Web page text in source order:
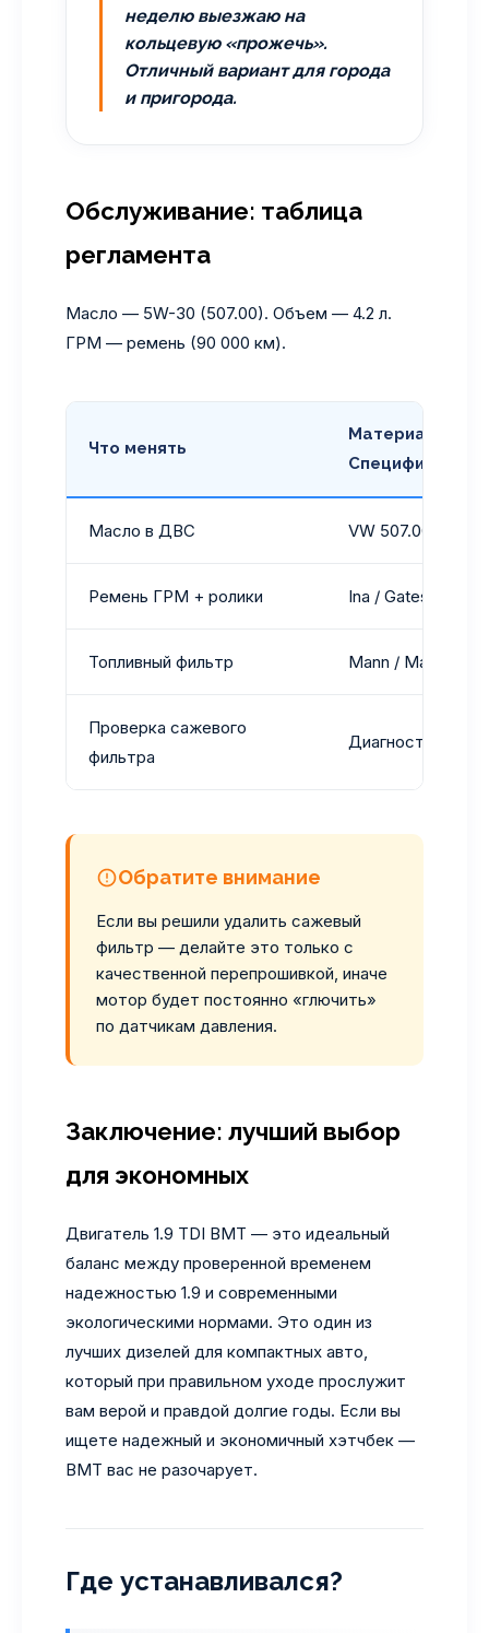
неделю выезжаю на
кольцевую «прожечь».
Отличный вариант для города
и пригорода.
Обслуживание: таблица
регламента
Масло — 5W-30 (507.00). Объем — 4.2 л.
ГРМ — ремень (90 000 км).
Что менять
Материал /
Спецификация
Масло в ДВС VW 507.00
Ремень ГРМ + ролики Ina / Gates /
Топливный фильтр Mann / Mahle
Проверка сажевого
фильтра
Диагностика
Обратите внимание
Если вы решили удалить сажевый
фильтр — делайте это только с
качественной перепрошивкой, иначе
мотор будет постоянно «глючить»
по датчикам давления.
Заключение: лучший выбор
для экономных
Двигатель 1.9 TDI BMT — это идеальный
баланс между проверенной временем
надежностью 1.9 и современными
экологическими нормами. Это один из
лучших дизелей для компактных авто,
который при правильном уходе прослужит
вам верой и правдой долгие годы. Если вы
ищете надежный и экономичный хэтчбек —
BMT вас не разочарует.
Где устанавливался?